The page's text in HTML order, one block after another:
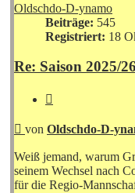
Oldschdo-D-ynamo
Beiträge: 545
Registriert: 18
Re: Saison 2025/
Beitrag
von Oldschdo-D-
Weiß jemand, warum
seinem Wechsel nach
für die Regio-